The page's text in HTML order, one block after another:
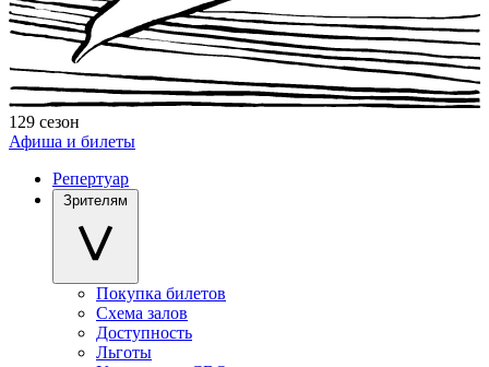
129 сезон
Афиша и билеты
Репертуар
Зрителям
Покупка билетов
Схема залов
Доступность
Льготы